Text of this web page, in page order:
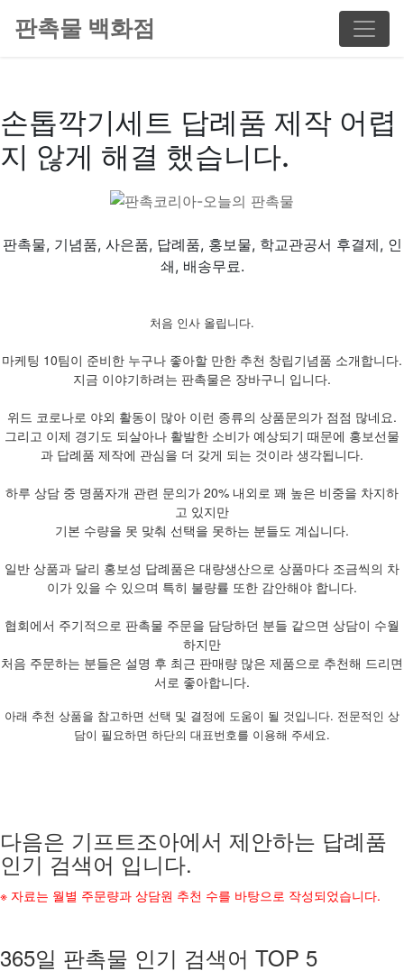
판촉물 백화점
손톱깍기세트 답례품 제작 어렵
지 않게 해결 했습니다.
판촉물, 기념품, 사은품, 답례품, 홍보물, 학교관공서 후결제, 인
쇄, 배송무료.
처음 인사 올립니다.
마케팅 10팀이 준비한 누구나 좋아할 만한 추천 창립기념품 소개합니다.
지금 이야기하려는 판촉물은 장바구니 입니다.
위드 코로나로 야외 활동이 많아 이런 종류의 상품문의가 점점 많네요.
그리고 이제 경기도 되살아나 활발한 소비가 예상되기 때문에 홍보선물
과 답례품 제작에 관심을 더 갖게 되는 것이라 생각됩니다.
하루 상담 중 명품자개 관련 문의가 20% 내외로 꽤 높은 비중을 차지하
고 있지만
기본 수량을 못 맞춰 선택을 못하는 분들도 계십니다.
일반 상품과 달리 홍보성 답례품은 대량생산으로 상품마다 조금씩의 차
이가 있을 수 있으며 특히 불량률 또한 감안해야 합니다.
협회에서 주기적으로 판촉물 주문을 담당하던 분들 같으면 상담이 수월
하지만
처음 주문하는 분들은 설명 후 최근 판매량 많은 제품으로 추천해 드리면
서로 좋아합니다.
아래 추천 상품을 참고하면 선택 및 결정에 도움이 될 것입니다. 전문적인 상
담이 필요하면 하단의 대표번호를 이용해 주세요.
다음은 기프트조아에서 제안하는 답례품
인기 검색어 입니다.
※ 자료는 월별 주문량과 상담원 추천 수를 바탕으로 작성되었습니다.
365일 판촉물 인기 검색어 TOP 5